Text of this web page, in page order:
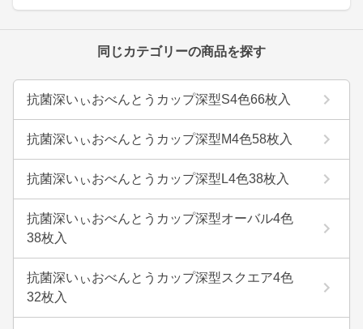
同じカテゴリーの商品を探す
抗菌深いぃおべんとうカップ深型S4色66枚入
抗菌深いぃおべんとうカップ深型M4色58枚入
抗菌深いぃおべんとうカップ深型L4色38枚入
抗菌深いぃおべんとうカップ深型オーバル4色
38枚入
抗菌深いぃおべんとうカップ深型スクエア4色
32枚入